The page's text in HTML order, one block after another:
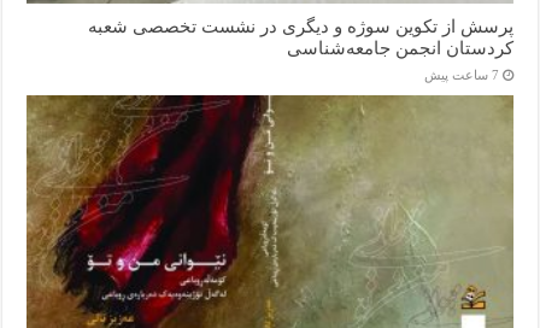
پرسش از تکوین سوژه و دیگری در نشست تخصصی شعبه
کردستان انجمن جامعه‌شناسی
7 ساعت پیش